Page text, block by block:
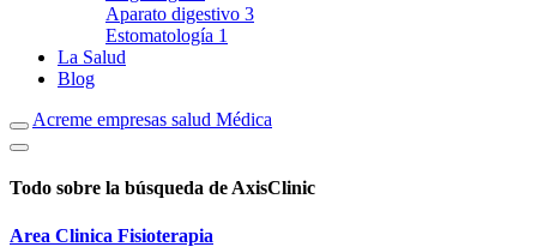
Aparato digestivo 3
Estomatología 1
La Salud
Blog
Acreme empresas salud Médica
Todo sobre la búsqueda de AxisClinic
Area Clinica Fisioterapia